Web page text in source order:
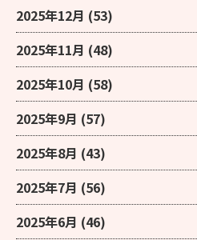
2025年12月 (53)
2025年11月 (48)
2025年10月 (58)
2025年9月 (57)
2025年8月 (43)
2025年7月 (56)
2025年6月 (46)